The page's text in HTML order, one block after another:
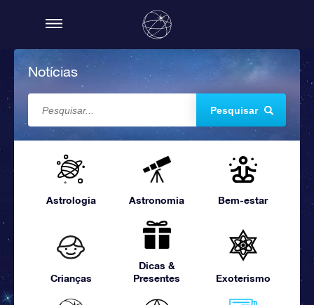
Notícias
Pesquisar
Astrologia Astronomia Bem-estar
Crianças
Dicas &
Presentes
Exoterismo